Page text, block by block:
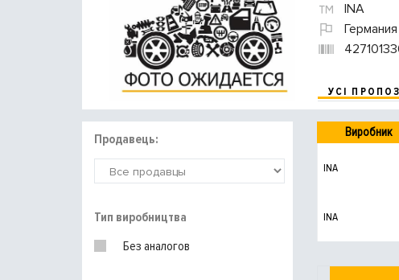
INA
Германия
УСІ
Продавець:
Тип виробництва
Без аналогов
Виробник
INA
INA